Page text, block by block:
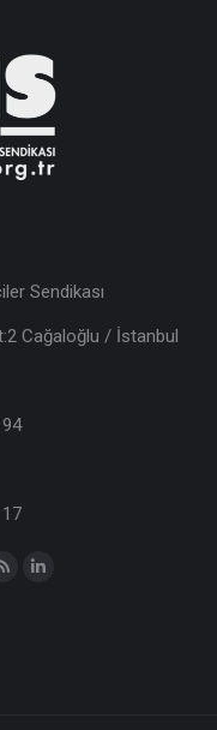
Sendikası
Cağaloğlu / İstanbul